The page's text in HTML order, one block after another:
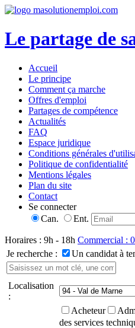
Le partage de
Accueil
Le principe
Comment ça marche
Offres d'emploi
Partages de compétence
Actualités
FAQ
Espace juridique
Conditions générales
Politique de confidentialité
Mentions légales
Plan du site
Contact
Se connecter
Can.
Ent.
Horaires : 9h - 18h Commercial :
Je recherche :
Un candidat à
Localisation
:
Acheteur
des services